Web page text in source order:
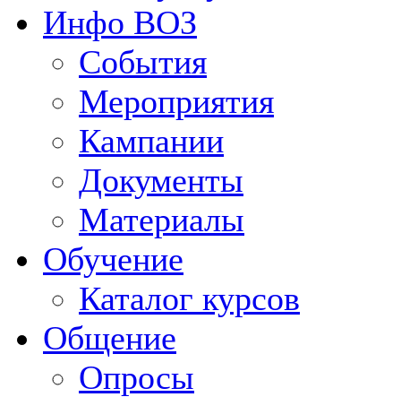
Инфо ВОЗ
События
Мероприятия
Кампании
Документы
Материалы
Обучение
Каталог курсов
Общение
Опросы